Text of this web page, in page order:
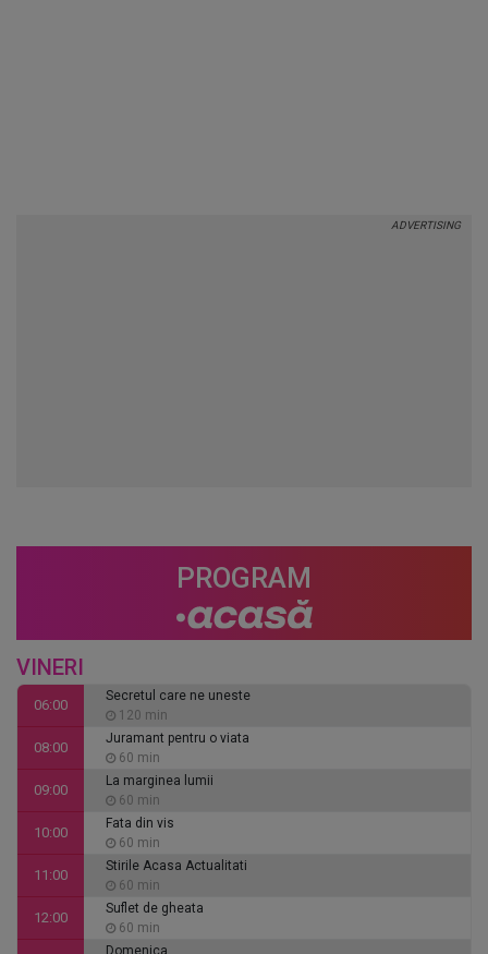
PROGRAM
VINERI
06:00
Secretul care ne uneste
120 min
08:00
Juramant pentru o viata
60 min
09:00
La marginea lumii
60 min
10:00
Fata din vis
60 min
11:00
Stirile Acasa Actualitati
60 min
12:00
Suflet de gheata
60 min
Domenica